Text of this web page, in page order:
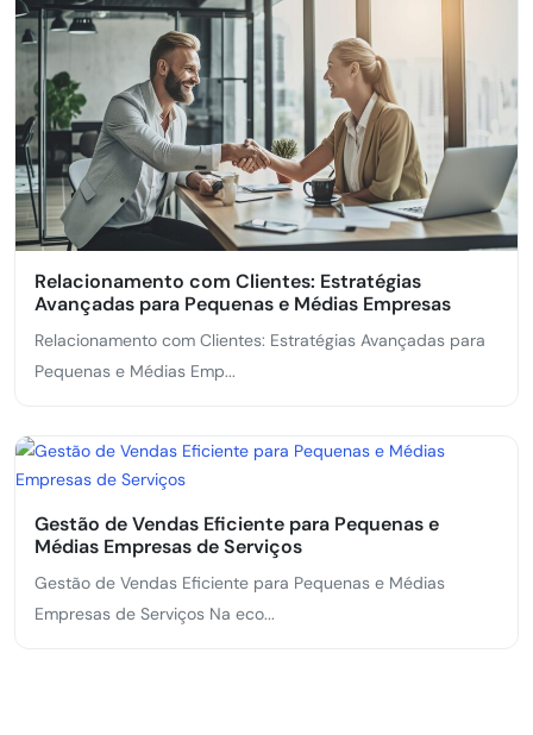
Relacionamento com Clientes: Estratégias
Avançadas para Pequenas e Médias Empresas
Relacionamento com Clientes: Estratégias Avançadas para
Pequenas e Médias Emp...
Gestão de Vendas Eficiente para Pequenas e
Médias Empresas de Serviços
Gestão de Vendas Eficiente para Pequenas e Médias
Empresas de Serviços Na eco...